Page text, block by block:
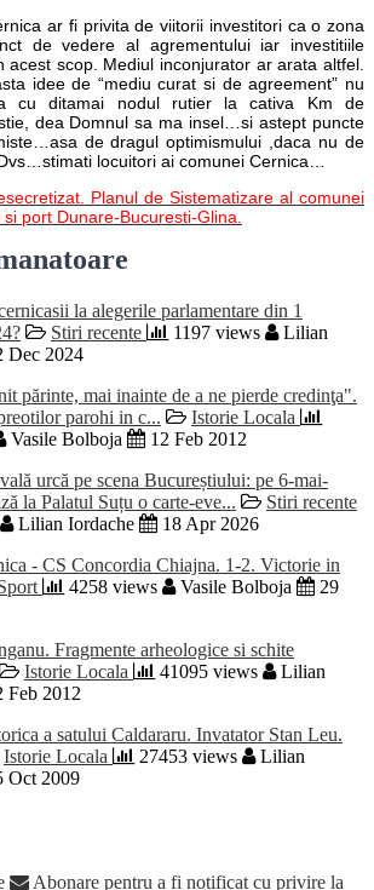
ar fi privita de viitorii investitori ca o zona
de vedere al agrementului iar investitiile
acest scop. Mediul inconjurator ar arata altfel.
idee de “mediu curat si de agreement” nu
cu ditamai nodul rutier la cativa Km de
dea Domnul sa ma insel…si astept puncte
de dragul optimismului ,daca nu de
locuitori ai comunei Cernica…
Planul de Sistematizare al comunei
port Dunare-Bucuresti-Glina.
la alegerile parlamentare din 1
Stiri recente 1197 views
Lilian
Dec 2024
părinte, mai inainte de a ne pierde credinţa".
parohi in c...
Istorie Locala
Vasile Bolboja
12 Feb 2012
urcă pe scena Bucureștiului: pe 6-mai-
la Palatul Suțu o carte-eve...
Stiri recente
Lilian Iordache
18 Apr 2026
- CS Concordia Chiajna. 1-2. Victorie in
4258 views Vasile Bolboja
29
Fragmente arheologice si schite
Istorie Locala 41095 views
Lilian
Feb 2012
a satului Caldararu. Invatator Stan Leu.
Istorie Locala 27453 views
Lilian
Oct 2009
Abonare pentru a fi notificat cu privire la